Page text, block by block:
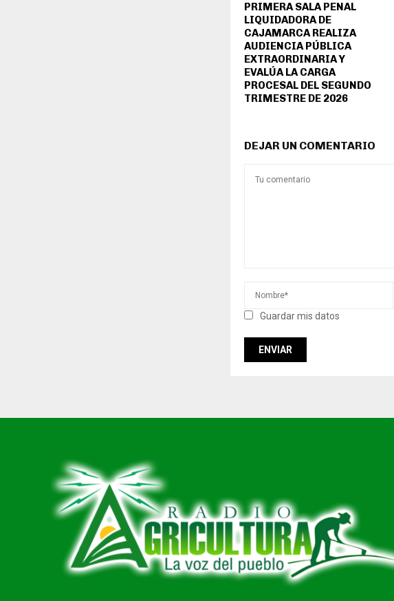
PRIMERA SALA PENAL
LIQUIDADORA DE
CAJAMARCA REALIZA
AUDIENCIA PÚBLICA
EXTRAORDINARIA Y
EVALÚA LA CARGA
PROCESAL DEL SEGUNDO
TRIMESTRE DE 2026
DEJAR UN COMENTARIO
Guardar mis datos